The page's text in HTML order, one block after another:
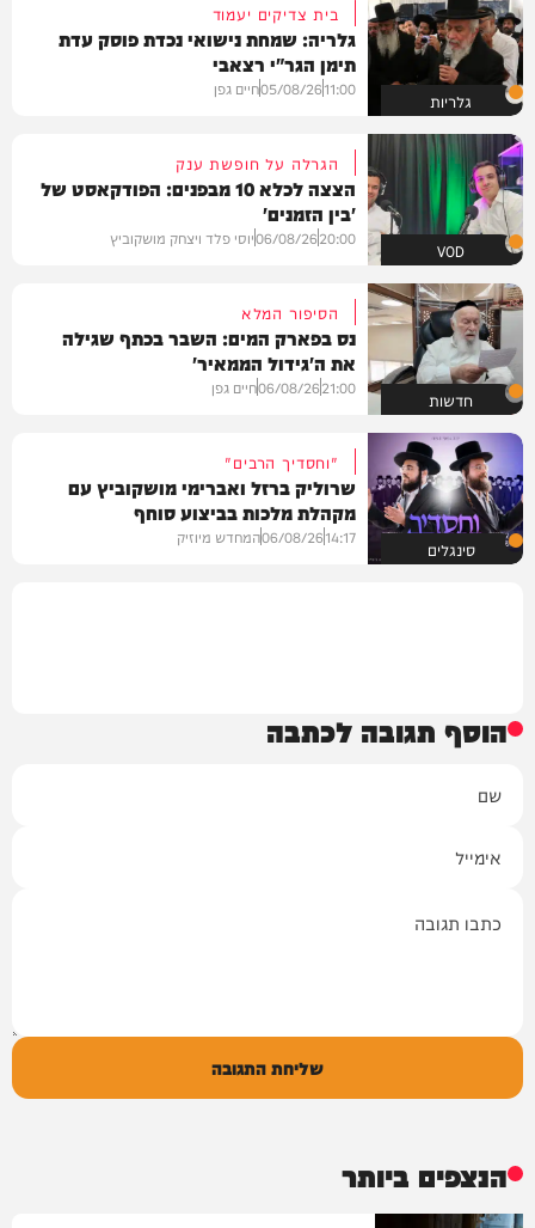
גלריות
בית צדיקים יעמוד
גלריה: שמחת נישואי נכדת פוסק עדת
תימן הגר"י רצאבי
11:00
05/08/26חיים גפן
VOD
הגרלה על חופשת ענק
הצצה לכלא 10 מבפנים: הפודקאסט של
'בין הזמנים'
20:00
06/08/26יוסי פלד ויצחק מושקוביץ
חדשות
הסיפור המלא
נס בפארק המים: השבר בכתף שגילה
את ה'גידול הממאיר'
21:00
06/08/26חיים גפן
סינגלים
"וחסדיך הרבים"
שרוליק ברזל ואברימי מושקוביץ עם
מקהלת מלכות בביצוע סוחף
14:17
06/08/26המחדש מיוזיק
הוסף תגובה לכתבה
שליחת התגובה
הנצפים ביותר